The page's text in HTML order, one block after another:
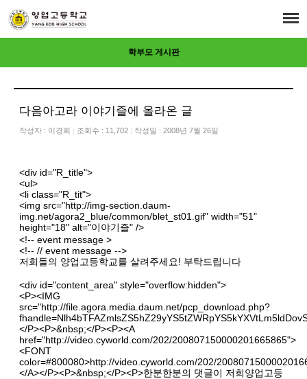
학부모 게시판
다음아고라 이야기즐에 올라온 글
작성자 : 이경희 | 조회수 : 11,702 | 작성일 : 2008년 7월 26일
<div id="R_title">
<ul>
<li class="R_tit">
<img src="http://img-section.daum-
img.net/agora2_blue/common/blet_st01.gif" width="51"
height="18" alt="이야기즐" />
<!-- event message >
<!-- // event message -->
저희들의 양업고등학교를 살려주세요! 부탁드립니다
<div id="content_area" style="overflow:hidden">
<P><IMG
src="http://file.agora.media.daum.net/pcp_download.php?
</P><P>&nbsp;</P><P><A
href="http://video.cyworld.com/202/200807150000201665865">
<FONT
color=#800080>http://video.cyworld.com/202/
</A></P><P>&nbsp;</P><P>한분한분의 댓글이 저희양업고등